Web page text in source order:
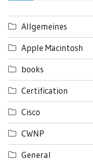
Allgemeines
Apple Macintosh
books
Certification
Cisco
CWNP
General